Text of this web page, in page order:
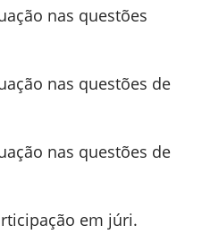
nas questões
nas questões de
nas questões de
em júri.